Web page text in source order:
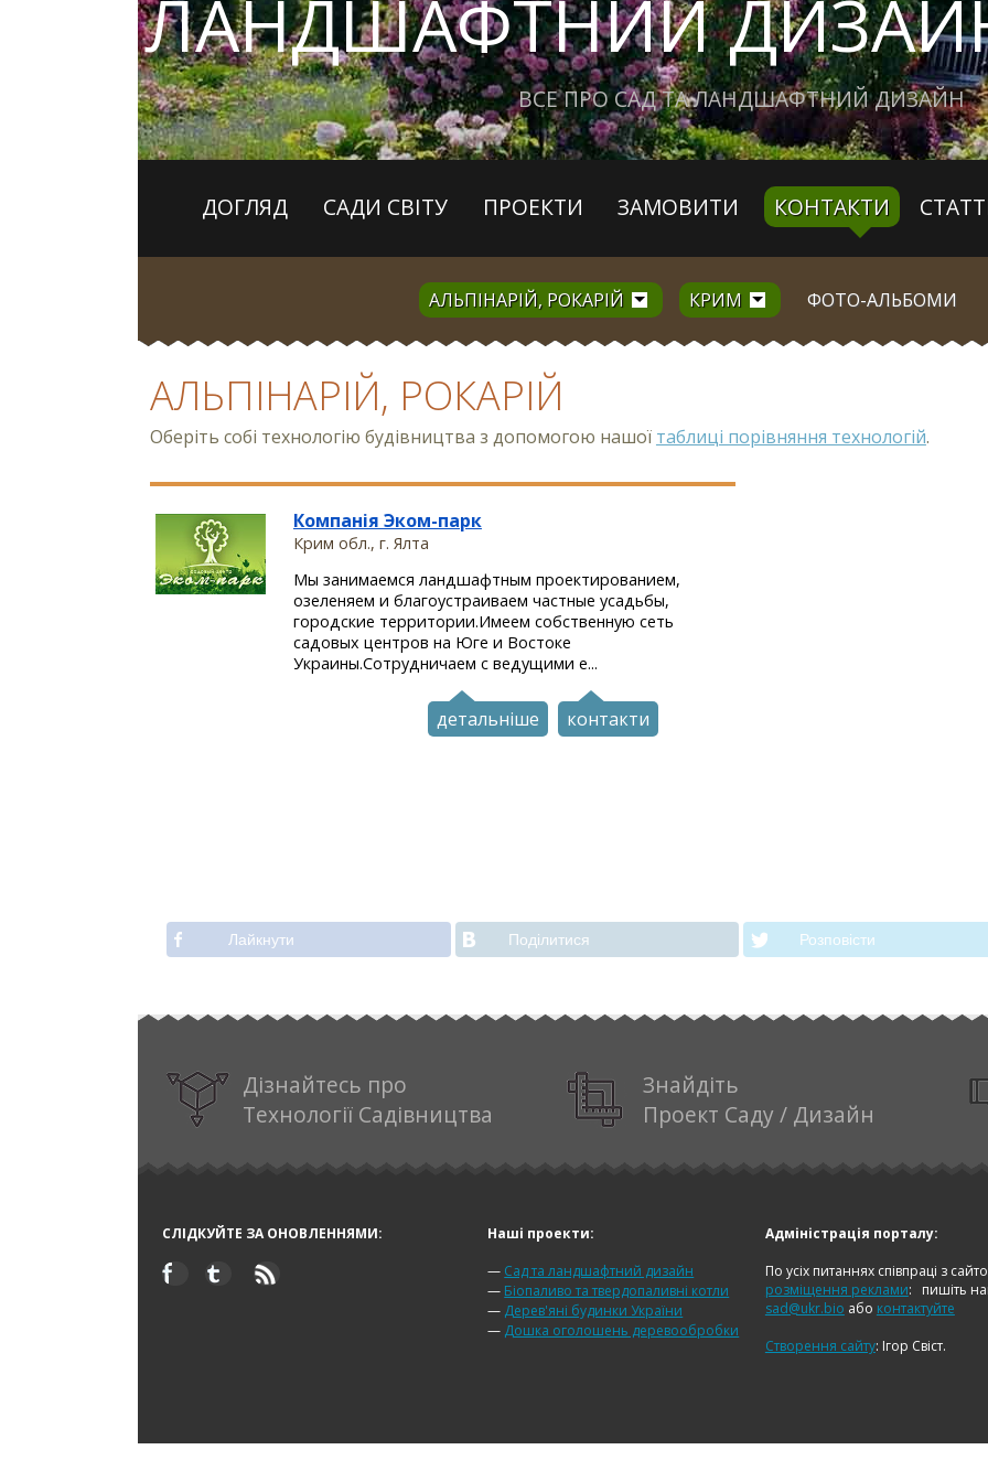
ЛАНДШАФТНИЙ
ВСЕ ПРО САД ТА ЛАНДШАФТНИЙ ДИЗАЙН
ДОГЛЯД САДИ СВІТУ ПРОЕКТИ ЗАМОВИТИ КОНТАКТИ
АЛЬПІНАРІЙ, РОКАРІЙ КРИМ ФОТО-АЛЬБОМИ
АЛЬПІНАРІЙ, РОКАРІЙ
Оберіть собі технологію будівництва з допомогою нашої таблиці порівняння технологій.
Компанія Эком-парк
Крим обл., г. Ялта
Мы занимаемся ландшафтным проектированием,
озеленяем и благоустраиваем частные усадьбы,
городские территории.Имеем собственную сеть
садовых центров на Юге и Востоке
Украины.Сотрудничаем с ведущими е...
детальніше контакти
Лайкнути Подiлитися Розповiсти
Дізнайтесь про
Технології Садівництва
Знайдіть
Проект Саду / Дизайн
СЛІДКУЙТЕ ЗА ОНОВЛЕННЯМИ:
Наші проекти:
— Сад та ландшафтний дизайн
— Біопаливо та твердопаливні котли
— Дерев'яні будинки України
— Дошка оголошень деревообробки
Адміністрація порталу:
По усіх питаннях співпраці з
розміщення реклами:
пишіть
sad@ukr.bio або контактуйте
Створення сайту: Ігор Свіст.